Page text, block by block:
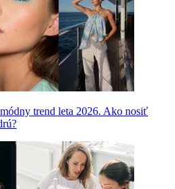
trend leta 2026. Ako nosiť